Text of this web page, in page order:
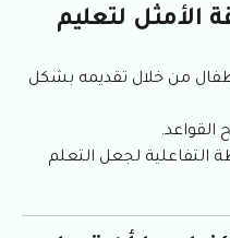
الأمثل لتعليم
من خلال تقديمه بشكل
القواعد.
التفاعلية لجعل التعلم